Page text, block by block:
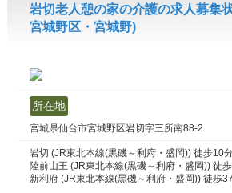
岩切老人憩の家の介護の求人募集
宮城野区・宮城野)
所在地
宮城県仙台市宮城野区岩切字三所南88-2
岩切 (JR東北本線(黒磯～利府・盛岡)) 徒歩10
陸前山王 (JR東北本線(黒磯～利府・盛岡)) 徒
新利府 (JR東北本線(黒磯～利府・盛岡)) 徒歩